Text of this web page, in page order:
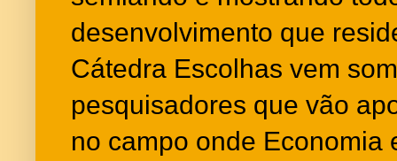
desenvolvimento que
Cátedra Escolhas vem
pesquisadores que vão
no campo onde Economia